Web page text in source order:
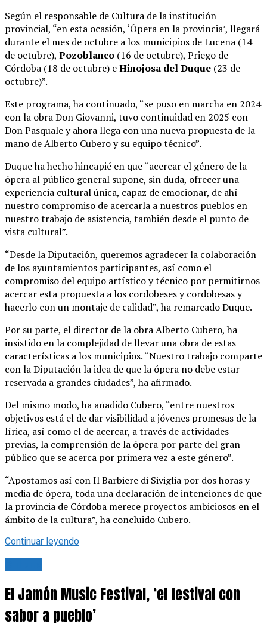
Según el responsable de Cultura de la institución
provincial, “en esta ocasión, ‘Ópera en la provincia’, llegará
durante el mes de octubre a los municipios de Lucena (14
de octubre), Pozoblanco (16 de octubre), Priego de
Córdoba (18 de octubre) eHinojosa del Duque (23 de
octubre)”.
Este programa, ha continuado, “se puso en marcha en 2024
con la obra Don Giovanni, tuvo continuidad en 2025 con
Don Pasquale y ahora llega con una nueva propuesta de la
mano de Alberto Cubero y su equipo técnico”.
Duque ha hecho hincapié en que “acercar el género de la
ópera al público general supone, sin duda, ofrecer una
experiencia cultural única, capaz de emocionar, de ahí
nuestro compromiso de acercarla a nuestros pueblos en
nuestro trabajo de asistencia, también desde el punto de
vista cultural”.
“Desde la Diputación, queremos agradecer la colaboración
de los ayuntamientos participantes, así como el
compromiso del equipo artístico y técnico por permitirnos
acercar esta propuesta a los cordobeses y cordobesas y
hacerlo con un montaje de calidad”, ha remarcado Duque.
Por su parte, el director de la obra Alberto Cubero, ha
insistido en la complejidad de llevar una obra de estas
características a los municipios. “Nuestro trabajo comparte
con la Diputación la idea de que la ópera no debe estar
reservada a grandes ciudades”, ha afirmado.
Del mismo modo, ha añadido Cubero, “entre nuestros
objetivos está el de dar visibilidad a jóvenes promesas de la
lírica, así como el de acercar, a través de actividades
previas, la comprensión de la ópera por parte del gran
público que se acerca por primera vez a este género”.
“Apostamos así con Il Barbiere di Siviglia por dos horas y
media de ópera, toda una declaración de intenciones de que
la provincia de Córdoba merece proyectos ambiciosos en el
ámbito de la cultura”, ha concluido Cubero.
Continuar leyendo
El Jamón Music Festival, ‘el festival con
sabor a pueblo’